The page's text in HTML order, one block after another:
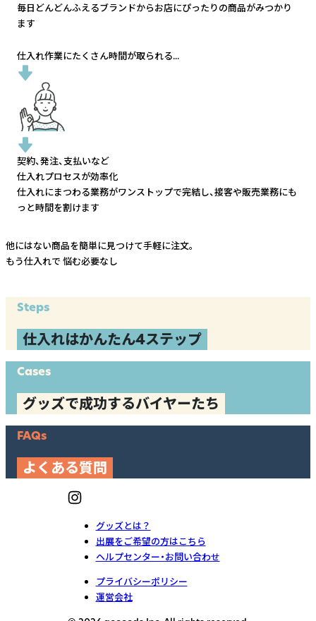
毎日どんどんふえるブランドからお店にぴったりの商品がみつかり
ます
仕入れ作業にたくさん時間が取られる...
契約、発注、支払いなど
仕入れプロセスが効率化
仕入れにまつわる業務がワンストップで完結し、接客や販売業務にも
っと時間を割けます
他にはない商品を簡単に見つけて手軽に注文。
もう仕入れで 悩む必要なし
Steps
仕入れはかんたん4ステップ
Cases
グッズで成功するバイヤーたち
FAQs
よくある質問
グッズとは？
出展をご希望の方はこちら
ヘルプセンター・お問い合わせ
プライバシーポリシー
運営会社